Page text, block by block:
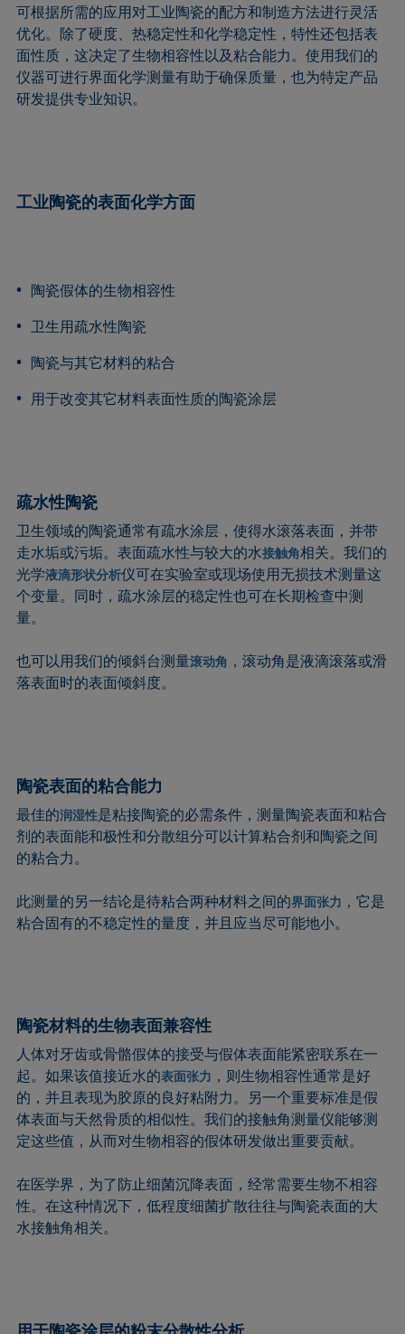
可根据所需的应用对工业陶瓷的配方和制造方法进行灵活
优化。除了硬度、热稳定性和化学稳定性，特性还包括表
面性质，这决定了生物相容性以及粘合能力。使用我们的
仪器可进行界面化学测量有助于确保质量，也为特定产品
研发提供专业知识。
工业陶瓷的表面化学方面
陶瓷假体的生物相容性
卫生用疏水性陶瓷
陶瓷与其它材料的粘合
用于改变其它材料表面性质的陶瓷涂层
疏水性陶瓷
卫生领域的陶瓷通常有疏水涂层，使得水滚落表面，并带
走水垢或污垢。表面疏水性与较大的水接触角相关。我们的
光学液滴形状分析仪可在实验室或现场使用无损技术测量这
个变量。同时，疏水涂层的稳定性也可在长期检查中测
量。
也可以用我们的倾斜台测量滚动角 ，滚动角是液滴滚落或滑
落表面时的表面倾斜度。
陶瓷表面的粘合能力
最佳的润湿性是粘接陶瓷的必需条件，测量陶瓷表面和粘合
剂的表面能和极性和分散组分可以计算粘合剂和陶瓷之间
的粘合力。
此测量的另一结论是待粘合两种材料之间的界面张力 ，它是
粘合固有的不稳定性的量度，并且应当尽可能地小。
陶瓷材料的生物表面兼容性
人体对牙齿或骨骼假体的接受与假体表面能紧密联系在一
起。如果该值接近水的表面张力 ，则生物相容性通常是好
的，并且表现为胶原的良好粘附力。另一个重要标准是假
体表面与天然骨质的相似性。我们的接触角测量仪能够测
定这些值，从而对生物相容的假体研发做出重要贡献。
在医学界，为了防止细菌沉降表面，经常需要生物不相容
性。在这种情况下，低程度细菌扩散往往与陶瓷表面的大
水接触角相关。